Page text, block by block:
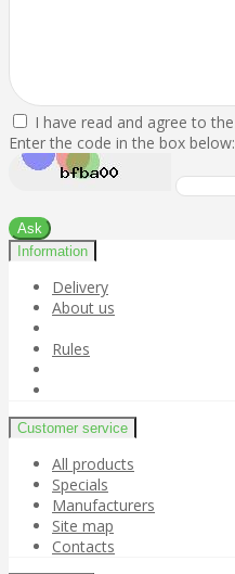
I have read and agree to the
Enter the code in the box below:
Ask
Information
Delivery
About us
Rules
Customer service
All products
Specials
Manufacturers
Site map
Contacts